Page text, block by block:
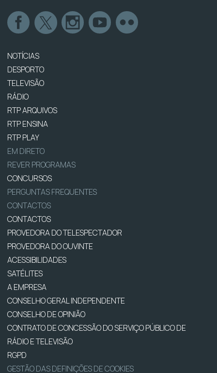
NOTÍCIAS
DESPORTO
TELEVISÃO
RÁDIO
RTP ARQUIVOS
RTP ENSINA
RTP PLAY
EM DIRETO
REVER PROGRAMAS
CONCURSOS
PERGUNTAS FREQUENTES
CONTACTOS
CONTACTOS
PROVEDORA DO TELESPECTADOR
PROVEDORA DO OUVINTE
ACESSIBILIDADES
SATÉLITES
A EMPRESA
CONSELHO GERAL INDEPENDENTE
CONSELHO DE OPINIÃO
CONTRATO DE CONCESSÃO DO SERVIÇO PÚBLICO DE
RÁDIO E TELEVISÃO
RGPD
GESTÃO DAS DEFINIÇÕES DE COOKIES